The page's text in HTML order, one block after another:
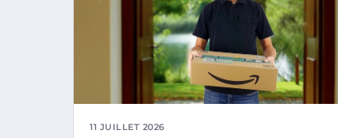
11 JUILLET 2026